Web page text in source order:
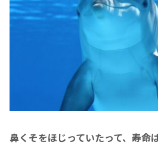
鼻くそをほじっていたって、寿命